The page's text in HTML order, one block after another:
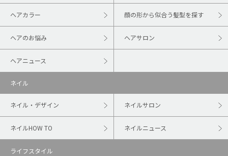
ヘアカラー 顔の形から似合う髪型を探す
ヘアのお悩み ヘアサロン
ヘアニュース
ネイル
ネイル・デザイン ネイルサロン
ネイルHOW TO ネイルニュース
ライフスタイル